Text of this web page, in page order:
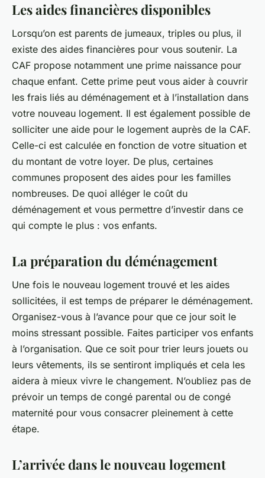
Les aides financières disponibles
Lorsqu’on est parents de jumeaux, triples ou plus, il
existe des aides financières pour vous soutenir. La
CAF propose notamment une prime naissance pour
chaque enfant. Cette prime peut vous aider à couvrir
les frais liés au déménagement et à l’installation dans
votre nouveau logement. Il est également possible de
solliciter une aide pour le logement auprès de la CAF.
Celle-ci est calculée en fonction de votre situation et
du montant de votre loyer. De plus, certaines
communes proposent des aides pour les familles
nombreuses. De quoi alléger le coût du
déménagement et vous permettre d’investir dans ce
qui compte le plus : vos enfants.
La préparation du déménagement
Une fois le nouveau logement trouvé et les aides
sollicitées, il est temps de préparer le déménagement.
Organisez-vous à l’avance pour que ce jour soit le
moins stressant possible. Faites participer vos enfants
à l’organisation. Que ce soit pour trier leurs jouets ou
leurs vêtements, ils se sentiront impliqués et cela les
aidera à mieux vivre le changement. N’oubliez pas de
prévoir un temps de congé parental ou de congé
maternité pour vous consacrer pleinement à cette
étape.
L’arrivée dans le nouveau logement